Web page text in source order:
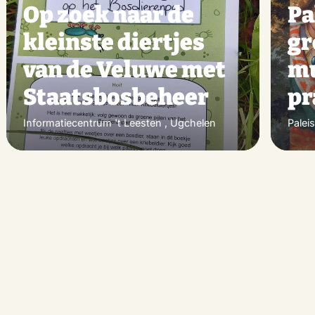
Op zoek naar de
kleinste diertjes
van de Veluwe met
Staatsbosbeheer
Informatiecentrum 't Leesten , Ugchelen